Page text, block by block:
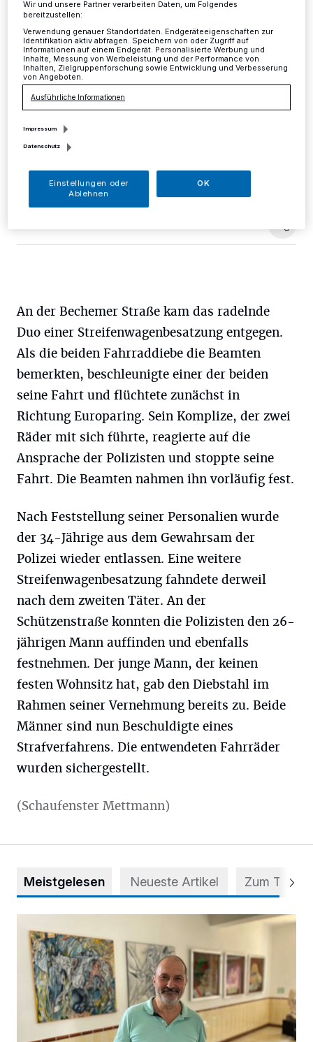
Kreis
Freitagnacht gegen 3.50 Uhr nahm die Polizei in
Ratingen zwei 26 bzw. 34 Jahre alte Fahrraddiebe
fest. Eine aufmerksame Zeugin hatte die beiden Männer
kurz zuvor dabei beobachtet, wie diese sich an den
verschlossenen Fahrrädern eines Fahrradständers vor
der Sparkasse im Bereich der Düsseldorfer Straße zu
schaffen machten und sich anschließend mit insgesamt
drei Rädern von der Tatörtlichkeit entfernten.
23.07.2016 , 08:31 Uhr Eine Minute Lesezeit
An der Bechemer Straße kam das radelnde
Duo einer Streifenwagenbesatzung entgegen.
Als die beiden Fahrraddiebe die Beamten
bemerkten, beschleunigte einer der beiden
seine Fahrt und flüchtete zunächst in
Richtung Europaring. Sein Komplize, der zwei
Räder mit sich führte, reagierte auf die
Ansprache der Polizisten und stoppte seine
Fahrt. Die Beamten nahmen ihn vorläufig fest.
Nach Feststellung seiner Personalien wurde
der 34-Jährige aus dem Gewahrsam der
Polizei wieder entlassen. Eine weitere
Streifenwagenbesatzung fahndete derweil
nach dem zweiten Täter. An der
Schützenstraße konnten die Polizisten den 26-
jährigen Mann auffinden und ebenfalls
festnehmen. Der junge Mann, der keinen
festen Wohnsitz hat, gab den Diebstahl im
Rahmen seiner Vernehmung bereits zu. Beide
Männer sind nun Beschuldigte eines
Strafverfahrens. Die entwendeten Fahrräder
wurden sichergestellt.
(Schaufenster Mettmann)
Meistgelesen Neueste Artikel Zum Thema
Wir und unsere Partner verarbeiten Daten, um Folgendes
bereitzustellen:
Verwendung genauer Standortdaten. Endgeräteeigenschaften zur
Identifikation aktiv abfragen. Speichern von oder Zugriff auf
Informationen auf einem Endgerät. Personalisierte Werbung und
Inhalte, Messung von Werbeleistung und der Performance von
Inhalten, Zielgruppenforschung sowie Entwicklung und Verbesserung
von Angeboten.
Ausführliche Informationen
Impressum
Datenschutz
Einstellungen oder
Ablehnen
OK